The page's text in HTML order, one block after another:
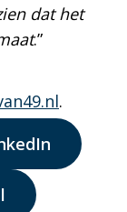
dat het
.”
.